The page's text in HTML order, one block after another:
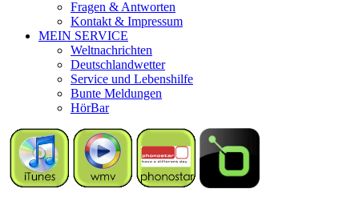
Fragen & Antworten
Kontakt & Impressum
MEIN SERVICE
Weltnachrichten
Deutschlandwetter
Service und Lebenshilfe
Bunte Meldungen
HörBar